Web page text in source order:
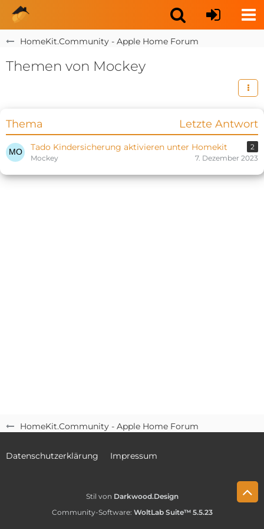
HomeKit.Community - Apple Home Forum
HomeKit.Community - Apple Home Forum
Themen von Mockey
Thema Letzte Antwort
Tado Kindersicherung aktivieren unter Homekit
2
Mockey
7. Dezember 2023
Datenschutzerklärung Impressum
Stil von Darkwood.Design
Community-Software: WoltLab Suite™ 5.5.23